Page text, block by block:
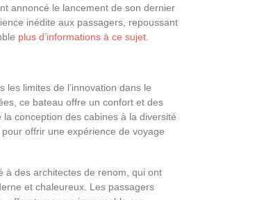
annoncé le lancement de son dernier
inédite aux passagers, repoussant
plus d’informations à ce sujet
limites de l’innovation dans le
ce bateau offre un confort et des
conception des cabines à la diversité
offrir une expérience de voyage
à des architectes de renom, qui ont
et chaleureux. Les passagers